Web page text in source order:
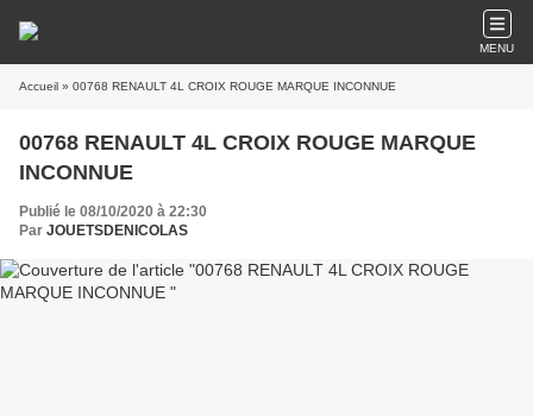
MENU
Accueil » 00768 RENAULT 4L CROIX ROUGE MARQUE INCONNUE
00768 RENAULT 4L CROIX ROUGE MARQUE
INCONNUE
Publié le 08/10/2020 à 22:30
Par JOUETSDENICOLAS